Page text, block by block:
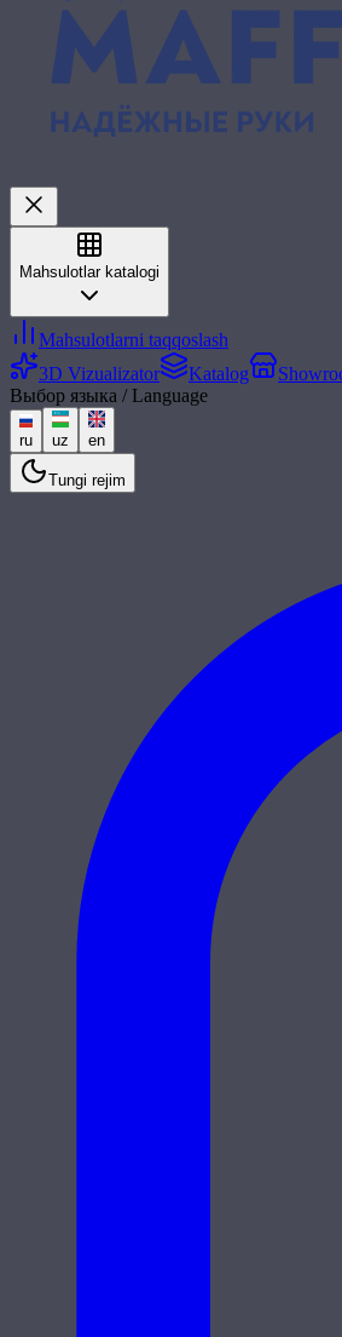
Mahsulotlar katalogi
Mahsulotlarni taqqoslash
3D Vizualizator
Katalog
Выбор языка / Language
ru uz en
Tungi rejim